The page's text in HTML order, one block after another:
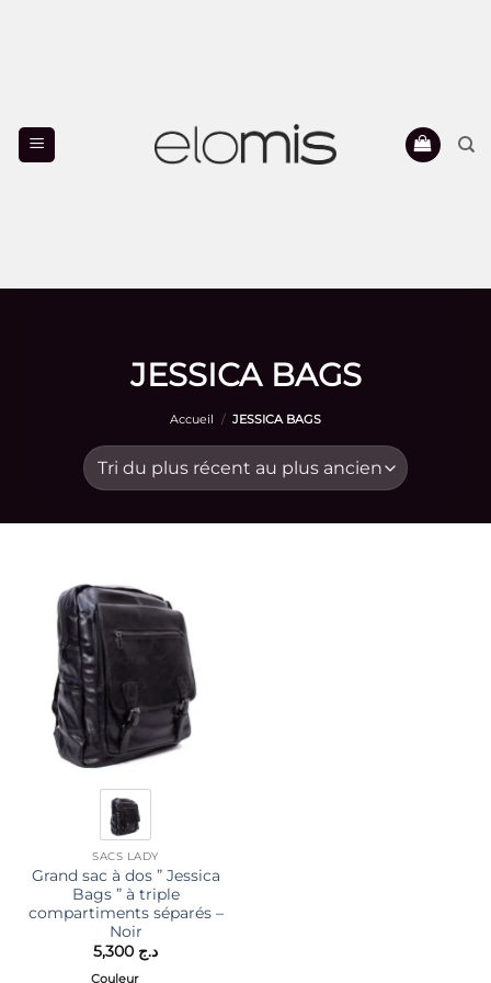
JESSICA BAGS
Accueil / JESSICA BAGS
SACS LADY
Grand sac à dos ” Jessica
Bags ” à triple
compartiments séparés –
Noir
د.ج
Couleur